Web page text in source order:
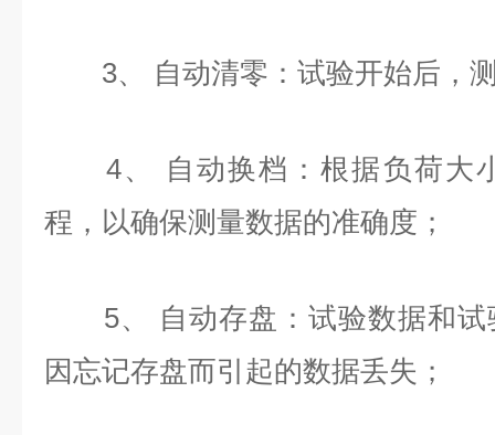
3、 自动清零：试验开始后，
4、 自动换档：根据负荷大
程，以确保测量数据的准确度；
5、 自动存盘：试验数据和试
因忘记存盘而引起的数据丢失；